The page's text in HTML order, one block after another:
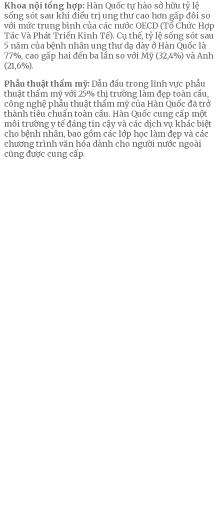
Khoa nội tổng hợp: Hàn Quốc tự hào sở hữu tỷ lệ
sống sót sau khi điều trị ung thư cao hơn gấp đôi so
với mức trung bình của các nước OECD (Tổ Chức Hợp
Tác Và Phát Triển Kinh Tế). Cụ thể, tỷ lệ sống sót sau
5 năm của bệnh nhân ung thư dạ dày ở Hàn Quốc là
77%, cao gấp hai đến ba lần so với Mỹ (32,4%) và Anh
(21,6%).
Phẫu thuật thẩm mỹ: Dẫn đầu trong lĩnh vực phẫu
thuật thẩm mỹ với 25% thị trường làm đẹp toàn cầu,
công nghệ phẫu thuật thẩm mỹ của Hàn Quốc đã trở
thành tiêu chuẩn toàn cầu. Hàn Quốc cung cấp một
môi trường y tế đáng tin cậy và các dịch vụ khác biệt
cho bệnh nhân, bao gồm các lớp học làm đẹp và các
chương trình văn hóa dành cho người nước ngoài
cũng được cung cấp.